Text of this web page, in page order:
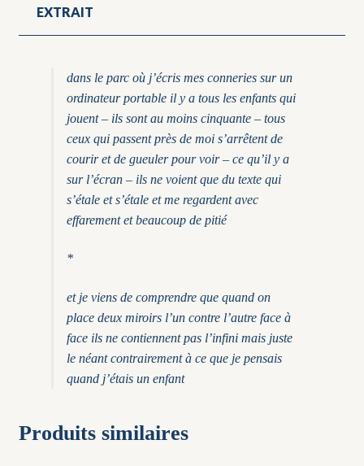
EXTRAIT
dans le parc où j’écris mes conneries sur un
ordinateur portable il y a tous les enfants qui
jouent – ils sont au moins cinquante – tous
ceux qui passent près de moi s’arrêtent de
courir et de gueuler pour voir – ce qu’il y a
sur l’écran – ils ne voient que du texte qui
s’étale et s’étale et me regardent avec
effarement et beaucoup de pitié
*
et je viens de comprendre que quand on
place deux miroirs l’un contre l’autre face à
face ils ne contiennent pas l’infini mais juste
le néant contrairement à ce que je pensais
quand j’étais un enfant
Produits similaires